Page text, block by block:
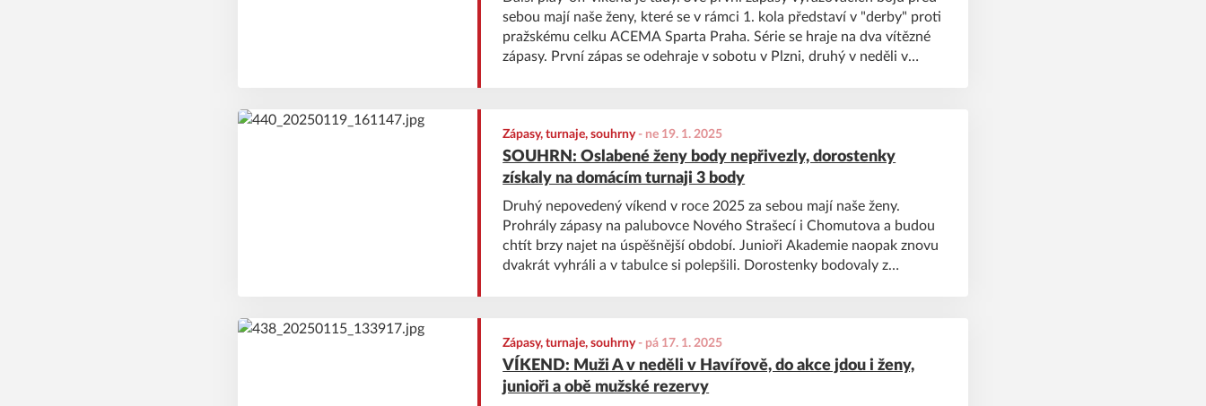
sebou mají naše ženy, které se v rámci 1. kola představí v "derby" proti
pražskému celku ACEMA Sparta Praha. Série se hraje na dva vítězné
zápasy. První zápas se odehraje v sobotu v Plzni, druhý v neděli v
Zápasy, turnaje, souhrny - ne 19. 1. 2025
SOUHRN: Oslabené ženy body nepřivezly, dorostenky
získaly na domácím turnaji 3 body
Druhý nepovedený víkend v roce 2025 za sebou mají naše ženy.
Prohrály zápasy na palubovce Nového Strašecí i Chomutova a budou
chtít brzy najet na úspěšnější období. Junioři Akademie naopak znovu
dvakrát vyhráli a v tabulce si polepšili. Dorostenky bodovaly z
Zápasy, turnaje, souhrny - pá 17. 1. 2025
VÍKEND: Muži A v neděli v Havířově, do akce jdou i ženy,
junioři a obě mužské rezervy